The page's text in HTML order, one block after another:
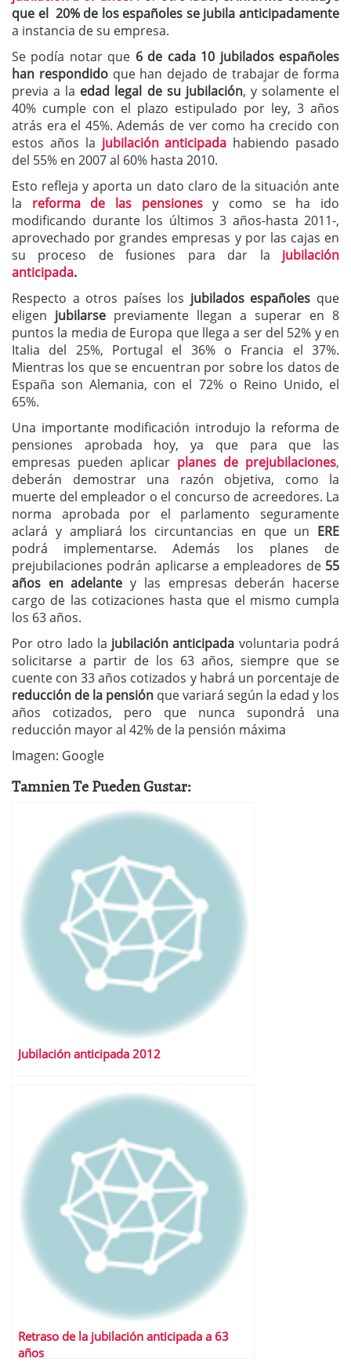
que el 20% de los españoles se jubila anticipadamente
a instancia de su empresa.
Se podía notar que 6 de cada 10 jubilados españoles
han respondidoque han dejado de trabajar de forma
previa a la edad legal de su jubilación, y solamente el
40% cumple con el plazo estipulado por ley, 3 años
atrás era el 45%. Además de ver como ha crecido con
estos años la jubilación anticipada habiendo pasado
del 55% en 2007 al 60% hasta 2010.
Esto refleja y aporta un dato claro de la situación ante
la reforma de las pensiones y como se ha ido
modificando durante los últimos 3 años-hasta 2011-,
aprovechado por grandes empresas y por las cajas en
su proceso de fusiones para dar la jubilación
anticipada.
Respecto a otros países los jubilados españoles que
eligen jubilarse previamente llegan a superar en 8
puntos la media de Europa que llega a ser del 52% y en
Italia del 25%, Portugal el 36% o Francia el 37%.
Mientras los que se encuentran por sobre los datos de
España son Alemania, con el 72% o Reino Unido, el
65%.
Una importante modificación introdujo la reforma de
pensiones aprobada hoy, ya que para que las
empresas pueden aplicar planes de prejubilaciones,
deberán demostrar una razón objetiva, como la
muerte del empleador o el concurso de acreedores. La
norma aprobada por el parlamento seguramente
aclará y ampliará los circuntancias en que un ERE
podrá implementarse. Además los planes de
prejubilaciones podrán aplicarse a empleadores de 55
años en adelante y las empresas deberán hacerse
cargo de las cotizaciones hasta que el mismo cumpla
los 63 años.
Por otro lado la jubilación anticipada voluntaria podrá
solicitarse a partir de los 63 años, siempre que se
cuente con 33 años cotizados y habrá un porcentaje de
reducción de la pensión que variará según la edad y los
años cotizados, pero que nunca supondrá una
reducción mayor al 42% de la pensión máxima
Imagen: Google
Tamnien Te Pueden Gustar:
Jubilación anticipada 2012
Retraso de la jubilación anticipada a 63
años